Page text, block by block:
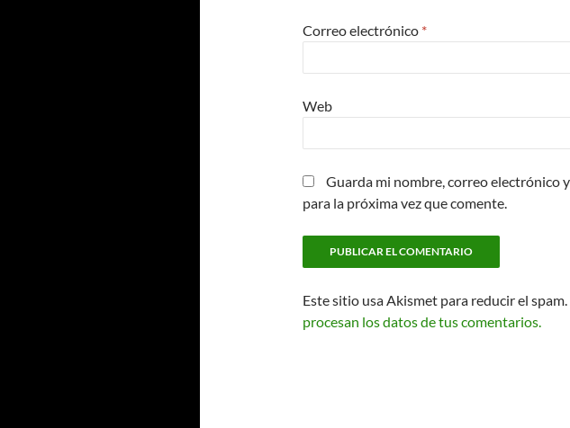
Correo electrónico *
Web
Guarda mi nombre, correo electrónico
para la próxima vez que comente.
Este sitio usa Akismet para reducir el spam.
procesan los datos de tus comentarios.